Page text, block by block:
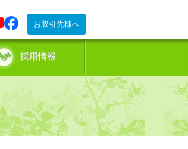
お取引先様へ
採用情報